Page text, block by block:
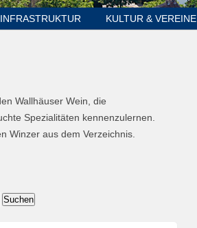
INFRASTRUKTUR KULTUR & VEREINE
Wallhäuser Wein, die
Spezialitäten kennenzulernen.
Winzer aus dem Verzeichnis.